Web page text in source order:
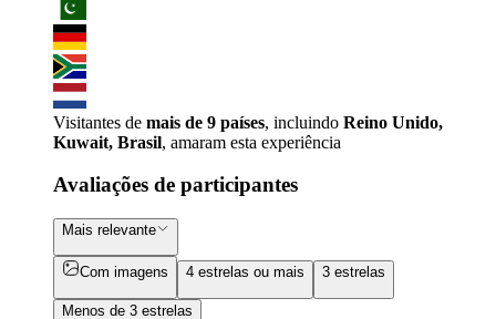
Visitantes de mais de 9 países, incluindo Reino Unido,
Kuwait, Brasil, amaram esta experiência
Avaliações de participantes
Mais relevante
Com imagens 4 estrelas ou mais 3 estrelas
Menos de 3 estrelas